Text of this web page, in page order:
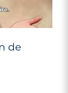
de